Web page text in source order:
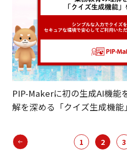
PIP-Makerに初の生成AI機能
解を深める「クイズ生成機
1 2 3